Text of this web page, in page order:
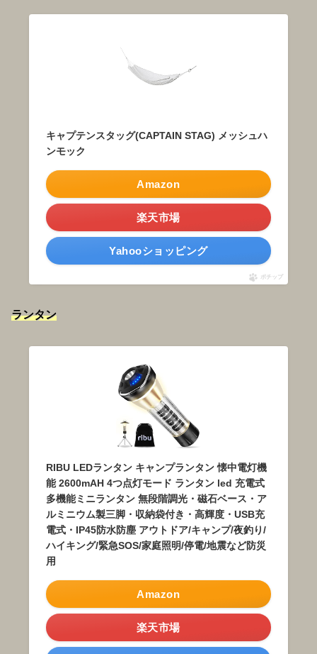
キャプテンスタッグ(CAPTAIN STAG) メッシュハ
ンモック
Amazon
楽天市場
Yahooショッピング
ポチップ
ランタン
RIBU LEDランタン キャンプランタン 懐中電灯機
能 2600mAH 4つ点灯モード ランタン led 充電式
多機能ミニランタン 無段階調光・磁石ベース・ア
ルミニウム製三脚・収納袋付き・高輝度・USB充
電式・IP45防水防塵 アウトドア/キャンプ/夜釣り/
ハイキング/緊急SOS/家庭照明/停電/地震など防災
用
Amazon
楽天市場